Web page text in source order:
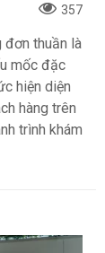
357
đơn thuần là
mốc đặc
hiện diện
hàng trên
trình khám